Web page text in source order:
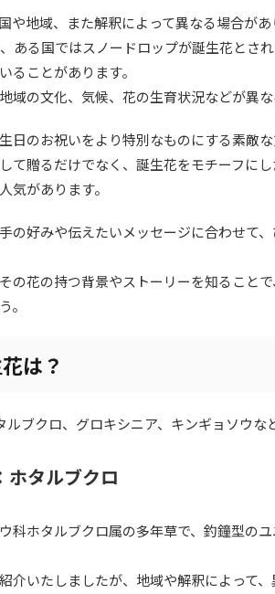
や地域、また解釈によって異なる場合があ
ある国ではスノードロップが誕生花とさ
ることがあります。
域の文化、気候、花の生育状況などが異な
日のお祝いをより特別なものにする素敵な
て贈るだけでなく、誕生花をモチーフに
気があります。
の好みや伝えたいメッセージに合わせて
の花の持つ背景やストーリーを知ること
。
は？
ブクロ、グロキシニア、キンギョソウな
ホタルブクロ
科ホタルブクロ属の多年草で、釣鐘型の
介いたしましたが、地域や解釈によって